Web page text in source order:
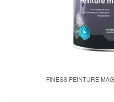
FINESS PEINTURE